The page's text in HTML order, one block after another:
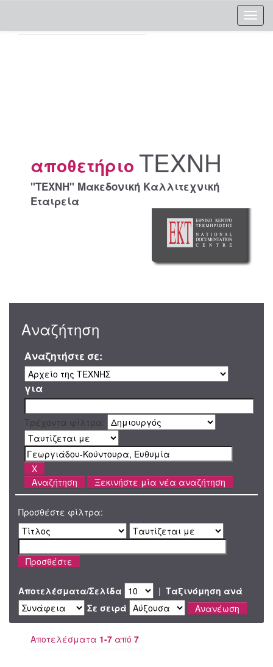
αποθετήριο ΤΕΧΝΗ
"ΤΕΧΝΗ" Μακεδονική Καλλιτεχνική
Εταιρεία
Αναζήτηση
Αναζητήστε σε:
για
Τρέχοντα φίλτρα:
Ξεκινήστε μία νέα αναζήτηση
Προσθέστε φίλτρα:
Αποτελέσματα/Σελίδα | Ταξινόμηση ανά
Σε σειρά
Αποτελέσματα 1-7 από 7